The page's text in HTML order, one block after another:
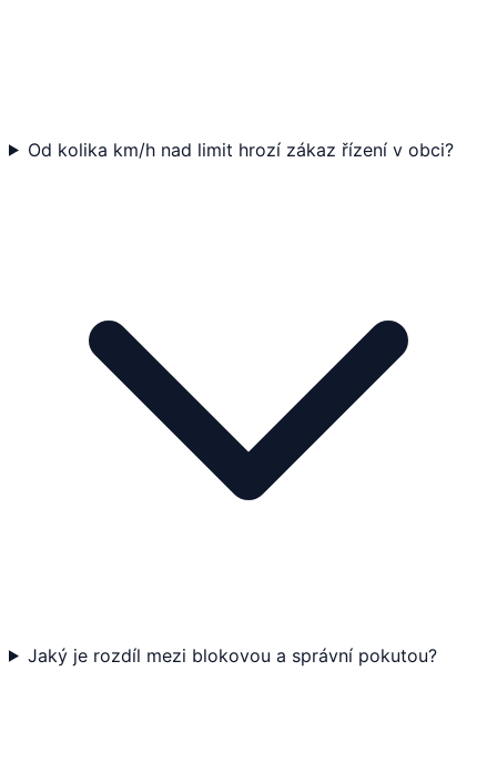
Od kolika km/h nad limit hrozí zákaz řízení v obci?
Jaký je rozdíl mezi blokovou a správní pokutou?